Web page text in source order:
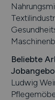
Beliebte
Ludwig